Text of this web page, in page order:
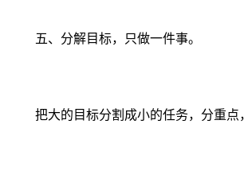
五、分解目标，只做一件事。
把大的目标分割成小的任务，分重